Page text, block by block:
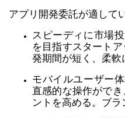
アプリ開発委託が適して
スピーディに市場
を目指すスタート
発期間が短く、柔軟
モバイルユーザー
直感的な操作がで
ントを高める。ブラ